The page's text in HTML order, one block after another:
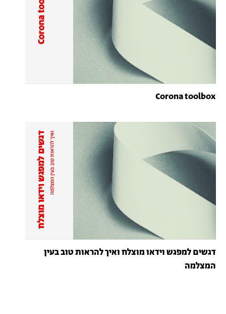
Corona toolbox
דגשים למפגש וידאו מוצלח ואיך להראות טוב בעין
המצלמה